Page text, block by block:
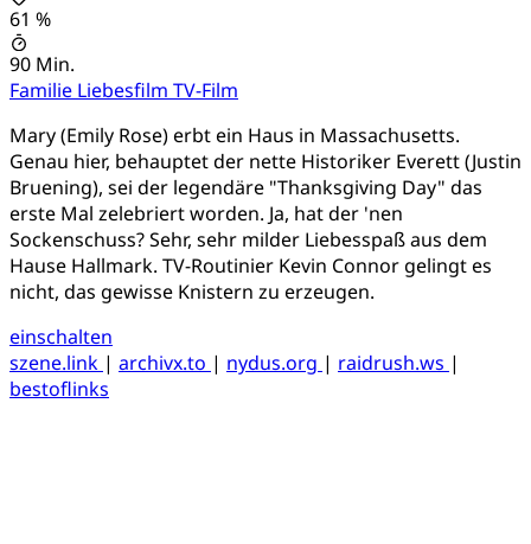
61 %
90 Min.
Familie Liebesfilm TV-Film
Mary (Emily Rose) erbt ein Haus in Massachusetts.
Genau hier, behauptet der nette Historiker Everett (Justin
Bruening), sei der legendäre "Thanksgiving Day" das
erste Mal zelebriert worden. Ja, hat der 'nen
Sockenschuss? Sehr, sehr milder Liebesspaß aus dem
Hause Hallmark. TV-Routinier Kevin Connor gelingt es
nicht, das gewisse Knistern zu erzeugen.
einschalten
szene.link | archivx.to | nydus.org | raidrush.ws |
bestoflinks